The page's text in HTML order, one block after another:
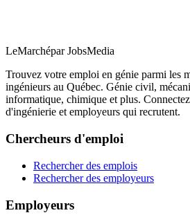
LeMarchépar JobsMedia
Trouvez votre emploi en génie parmi les
ingénieurs au Québec. Génie civil,
informatique, chimique et plus.
d'ingénierie et employeurs qui recrutent.
Chercheurs d'emploi
Rechercher des emplois
Rechercher des employeurs
Employeurs